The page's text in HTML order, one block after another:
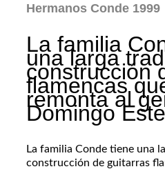
Hermanos Conde 1999
La familia
una larga
construcción
flamencas
remonta al
Domingo
La familia Conde tiene una
construcción de guitarras